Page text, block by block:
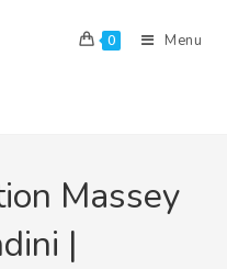
0 Menu
Massey
|